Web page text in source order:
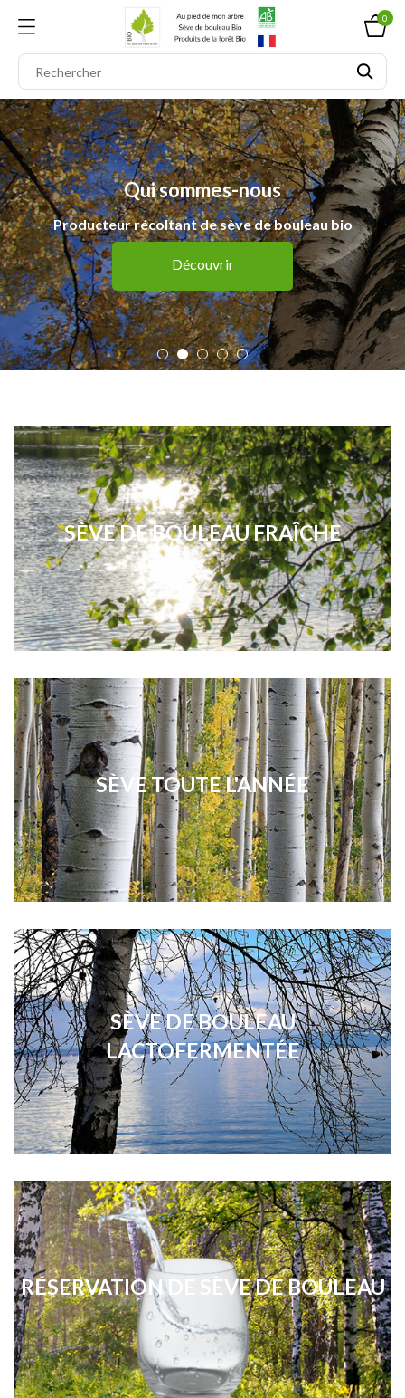
0
Je veux de la sève de bouleau fraîche
Livraison à domicile par véhicule frigorifique
Découvrir
SÈVE DE BOULEAU FRAÎCHE
SÈVE TOUTE L'ANNÉE
SÈVE DE BOULEAU
LACTOFERMENTÉE
RÉSERVATION DE SÈVE DE BOULEAU